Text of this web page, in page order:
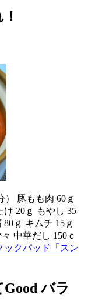
豚もも肉 60ｇ
け 20ｇ もやし 35
ｇ キムチ 15ｇ
中華だし 150ｃ
ックパッド「スン
バラ